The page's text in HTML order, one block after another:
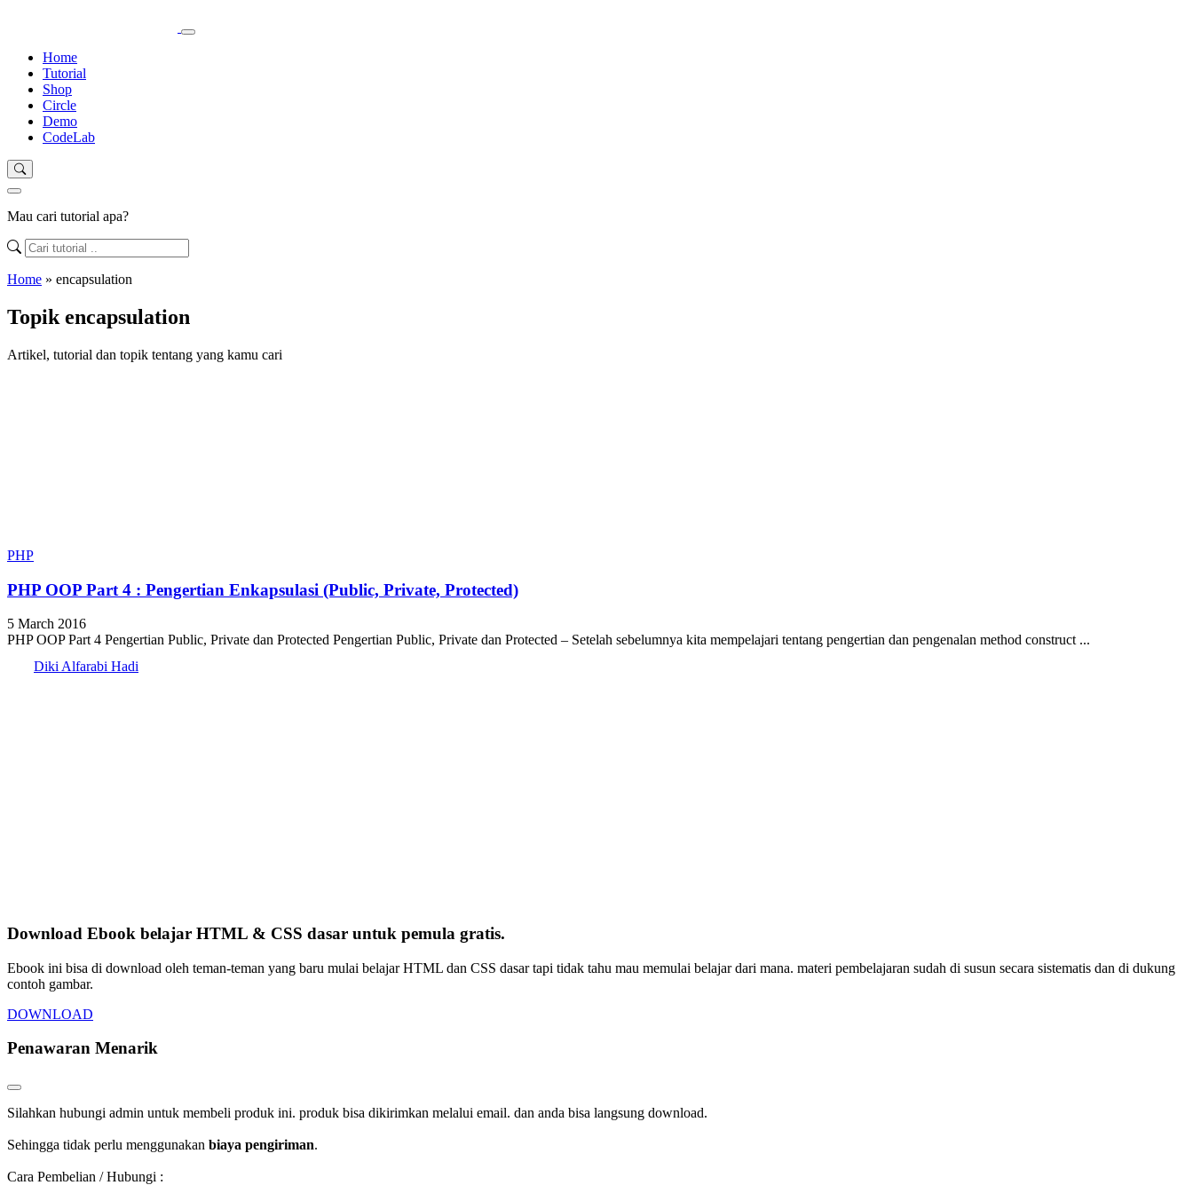
Home
Tutorial
Shop
Circle
Demo
CodeLab
Mau cari tutorial apa?
Home » encapsulation
Topik encapsulation
Artikel, tutorial dan topik tentang yang kamu cari
PHP
PHP OOP Part 4 : Pengertian Enkapsulasi (Public, Private, Protected)
5 March 2016
PHP OOP Part 4 Pengertian Public, Private dan Protected Pengertian Public, Private dan Protected – Setelah sebelumnya kita mempelajari tentang pengertian dan pengenalan method construct ...
Diki Alfarabi Hadi
Download Ebook belajar HTML & CSS dasar untuk pemula gratis.
Ebook ini bisa di download oleh teman-teman yang baru mulai belajar HTML dan CSS dasar tapi tidak tahu mau memulai belajar dari mana. materi pembelajaran sudah di susun secara sistematis dan di dukung
contoh gambar.
DOWNLOAD
Penawaran Menarik
Silahkan hubungi admin untuk membeli produk ini. produk bisa dikirimkan melalui email. dan anda bisa langsung download.
Sehingga tidak perlu menggunakan biaya pengiriman.
Cara Pembelian / Hubungi :